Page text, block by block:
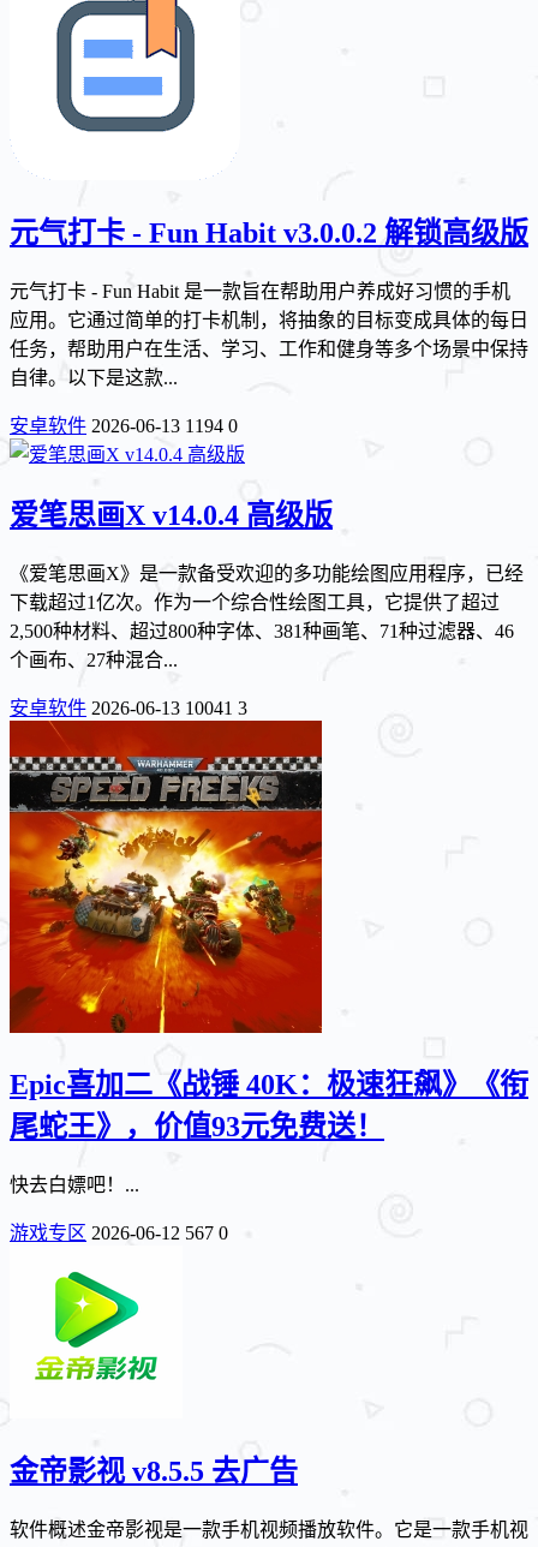
元气打卡 - Fun Habit v3.0.0.2 解锁高级版
元气打卡 - Fun Habit 是一款旨在帮助用户养成好习惯的手机
应用。它通过简单的打卡机制，将抽象的目标变成具体的每日
任务，帮助用户在生活、学习、工作和健身等多个场景中保持
自律。以下是这款...
安卓软件 2026-06-13 1194 0
爱笔思画X v14.0.4 高级版
《爱笔思画X》是一款备受欢迎的多功能绘图应用程序，已经
下载超过1亿次。作为一个综合性绘图工具，它提供了超过
2,500种材料、超过800种字体、381种画笔、71种过滤器、46
个画布、27种混合...
安卓软件 2026-06-13 10041 3
Epic喜加二《战锤 40K：极速狂飙》《衔
尾蛇王》，价值93元免费送！
快去白嫖吧！...
游戏专区 2026-06-12 567 0
金帝影视 v8.5.5 去广告
软件概述金帝影视是一款手机视频播放软件。它是一款手机视